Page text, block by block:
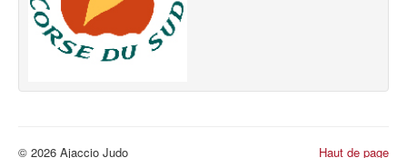
Haut de page
© 2026 Ajaccio Judo